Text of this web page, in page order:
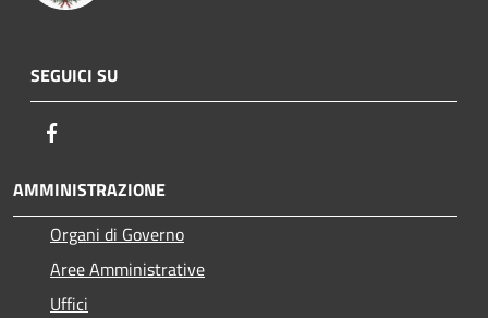
SEGUICI SU
AMMINISTRAZIONE
Organi di Governo
Aree Amministrative
Uffici